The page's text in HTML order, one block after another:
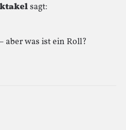
sagt:
aber was ist ein Roll?